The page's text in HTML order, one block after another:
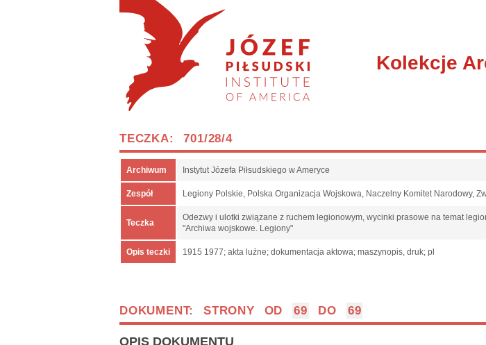
Kolekcje
TECZKA: 701/28/4
Archiwum Instytut Józefa Piłsudskiego w Ameryce
Zespół Legiony Polskie, Polska Organizacja Wojskowa, Naczelny Komitet Narodowy,
Teczka
Odezwy i ulotki związane z ruchem legionowym, wycinki prasowe na temat
"Archiwa wojskowe. Legiony"
Opis teczki 1915 1977; akta luźne; dokumentacja aktowa; maszynopis, druk; pl
DOKUMENT: STRONY OD 69 DO 69
OPIS DOKUMENTU